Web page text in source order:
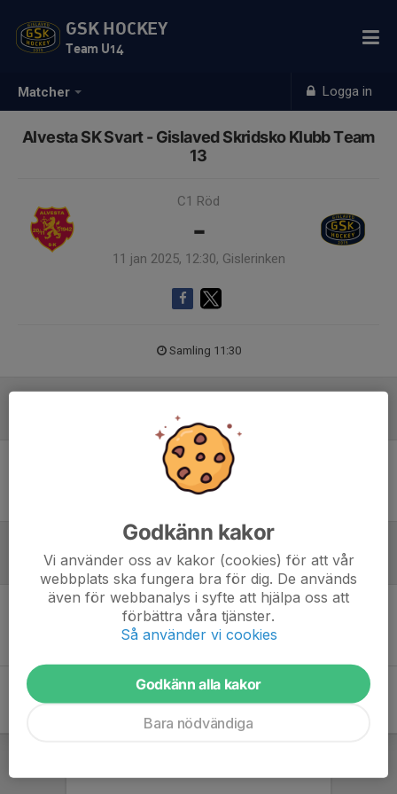
Matcher Logga in
GSK HOCKEY
Team U14
Alvesta SK Svart - Gislaved Skridsko Klubb Team
13
C1 Röd
-
11 jan 2025, 12:30, Gislerinken
Samling 11:30
Ingen uppställning ifylld
Referat
Inget referat skrivet
Godkänn kakor
Vi använder oss av kakor (cookies) för att vår
webbplats ska fungera bra för dig. De används
även för webbanalys i syfte att hjälpa oss att
förbättra våra tjänster.
Så använder vi cookies
Godkänn alla kakor
Bara nödvändiga